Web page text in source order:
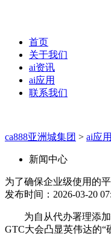
首页
关于我们
ai资讯
ai应用
联系我们
ca888亚洲城集团 > ai应用
新闻中心
为了确保企业级使用的
发布时间：2026-03-20
为自从代办署理添加
GTC大会凸显英伟达的“